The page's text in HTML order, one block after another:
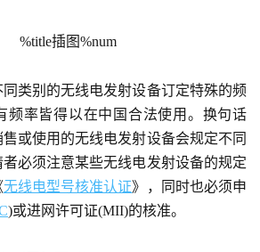
类别的无线电发射设备订定特殊的频
频率皆得以在中国合法使用。换句话
或使用的无线电发射设备会规定不同
必须注意某些无线电发射设备的规定
无线电型号核准认证》，同时也必须申
)或进网许可证(MII)的核准。